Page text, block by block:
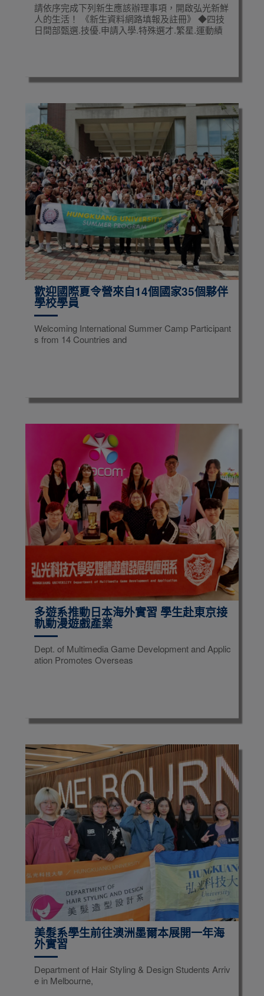
請依序完成下列新生應該辦理事項，開啟弘光新鮮
人的生活！ 《新生資料網路填報及註冊》 ◆四技
日間部甄選.技優.申請入學.特殊選才.繁星.運動績
歡迎國際夏令營來自14個國家35個夥伴
學校學員
Welcoming International Summer Camp Participant
s from 14 Countries and
多遊系推動日本海外實習 學生赴東京接
軌動漫遊戲產業
Dept. of Multimedia Game Development and Applic
ation Promotes Overseas
美髮系學生前往澳洲墨爾本展開一年海
外實習
Department of Hair Styling & Design Students Arriv
e in Melbourne,